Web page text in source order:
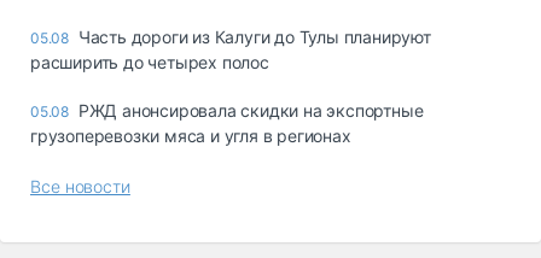
05.08 Часть дороги из Калуги до Тулы планируют
расширить до четырех полос
05.08 РЖД анонсировала скидки на экспортные
грузоперевозки мяса и угля в регионах
Все новости